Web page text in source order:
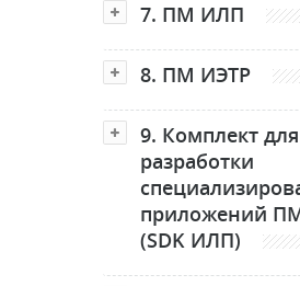
7. ПМ ИЛП
8. ПМ ИЭТР
9. Комплект для
разработки
приложений
(SDK ИЛП)